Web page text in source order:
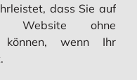
dass Sie auf
Website ohne
können, wenn Ihr